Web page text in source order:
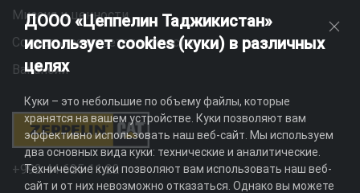
Миссия и ценности
Социальная ответственность
Вакансии
+992 44 625 11 22
ДООО «Цеппелин Таджикистан»
использует cookies (куки) в различных
целях
Куки – это небольшие по объему файлы, которые
хранятся на вашем устройстве. Куки позволяют вам
эффективно использовать наш веб-сайт. Мы используем
два основных вида куки: технические и аналитические.
Технические куки позволяют вам использовать наш веб-
сайт и от них невозможно отказаться. Однако вы можете